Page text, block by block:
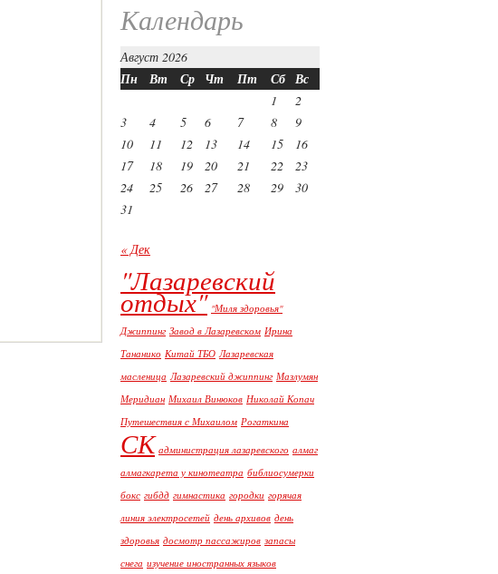
Календарь
Август 2026
Пн Вт Ср Чт Пт Сб Вс
1
2
3
4 5 6 7 8
9
10
11 12 13 14 15
16
17
18 19 20 21 22
23
24
25 26 27 28 29
30
31
« Дек
"Лазаревский
отдых" "Миля здоровья"
Джиппинг Завод в Лазаревском Ирина
Тананико Китай ТБО Лазаревская
масленица Лазаревский джиппинг Мазлумян
Меридиан Михаил Винюков Николай Копач
Путешествия с Михаилом Рогаткина
СК администрация лазаревского алмаг
алмагкарета у кинотеатра библиосумерки
бокс гибдд гимнастика городки горячая
линия электросетей день архивов день
здоровья досмотр пассажиров запасы
снега изучение иностранных языков